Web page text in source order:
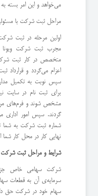
می‌خواهد و این امر بسته
مراحل ثبت شرکت با
اولین مرحله در ثبت
مجرب ثبت شرکت
متخصص در کار ثبت
اعزام می‌گردد و
سپس نوبت به تکمیل
برای ثبت نام در سایت
مشخص شوند و فرم‌های
گردند. سپس امور
شماره ثبت شرکت به شما
نهایی کار در محل کار شما
شرایط و مراحل ثبت
شرکت سهامی خاص
سرمایه‌ی آن به قطعات
سهام خود در شرکت حق